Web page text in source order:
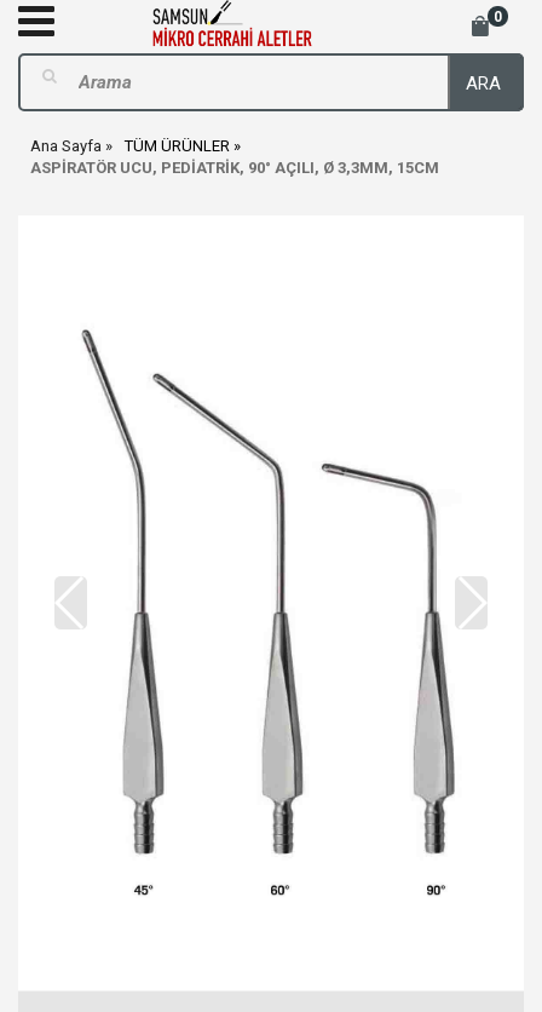
0
ARA
Ana Sayfa
TÜM ÜRÜNLER
ASPİRATÖR UCU, PEDİATRİK, 90° AÇILI, Ø 3,3MM, 15CM